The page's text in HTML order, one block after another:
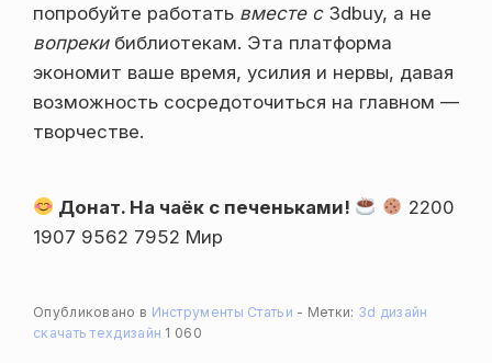
попробуйте работать вместе с3dbuy, а не
вопрекибиблиотекам. Эта платформа
экономит ваше время, усилия и нервы, давая
возможность сосредоточиться на главном —
творчестве.
Донат. На чаёк с печеньками!
2200
1907 9562 7952 Мир
Опубликовано в Инструменты Статьи Метки: 3d дизайн
скачать техдизайн 1 060